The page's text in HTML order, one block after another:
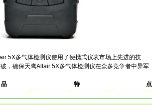
5X多气体检测仪使用了便携式仪表市场上先进的技
，确保天鹰Altair 5X多气体检测仪在众多竞争者中异军
特点